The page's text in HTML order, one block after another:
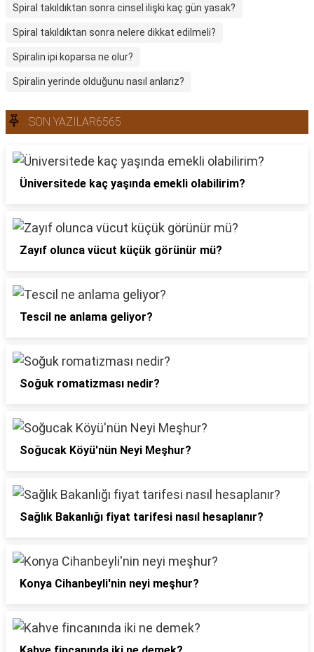
Spiral takıldıktan sonra cinsel ilişki kaç gün yasak?
Spiral takıldıktan sonra nelere dikkat edilmeli?
Spiralin ipi koparsa ne olur?
Spiralin yerinde olduğunu nasıl anlarız?
SON YAZILAR6565
Üniversitede kaç yaşında emekli olabilirim?
Zayıf olunca vücut küçük görünür mü?
Tescil ne anlama geliyor?
Soğuk romatizması nedir?
Soğucak Köyü'nün Neyi Meşhur?
Sağlık Bakanlığı fiyat tarifesi nasıl hesaplanır?
Konya Cihanbeyli'nin neyi meşhur?